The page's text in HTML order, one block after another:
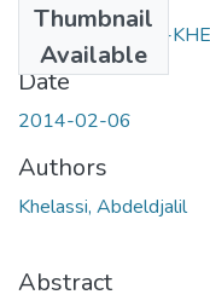
Thumbnail
Available
thess-Abdeldjalil-
Date
2014-02-06
Authors
Khelassi, Abdeldjalil
Abstract